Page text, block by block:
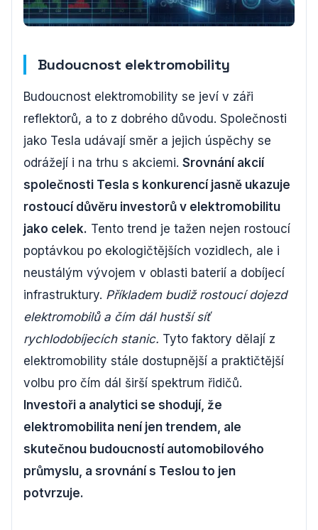
Budoucnost elektromobility
Budoucnost elektromobility se jeví v záři
reflektorů, a to z dobrého důvodu. Společnosti
jako Tesla udávají směr a jejich úspěchy se
odrážejí i na trhu s akciemi. Srovnání akcií
společnosti Tesla s konkurencí jasně ukazuje
rostoucí důvěru investorů v elektromobilitu
jako celek. Tento trend je tažen nejen rostoucí
poptávkou po ekologičtějších vozidlech, ale i
neustálým vývojem v oblasti baterií a dobíjecí
infrastruktury. Příkladem budiž rostoucí dojezd
elektromobilů a čím dál hustší síť
rychlodobíjecích stanic. Tyto faktory dělají z
elektromobility stále dostupnější a praktičtější
volbu pro čím dál širší spektrum řidičů.
Investoři a analytici se shodují, že
elektromobilita není jen trendem, ale
skutečnou budoucností automobilového
průmyslu, a srovnání s Teslou to jen
potvrzuje.